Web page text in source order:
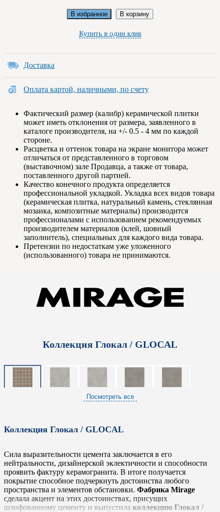
В избранное В корзину
Купить в один клик
Доставка
Оплата картой, наличными, по счету
Фактический размер (калибр) керамической плитки
может иметь отклонения от размера, заявленного в
каталоге производителя, на +/- 0.5 - 4 мм по каждой
стороне.
Расцветка и оттенок товара на экране монитора может
отличаться от представленного в торговом
(выставочном) зале Продавца, а также от товара,
поставленного другой партией.
Качество конечного продукта определяется
профессиональной укладкой. Укладка всех видов товара
(керамическая плитка, натуральный камень, стеклянная
мозаика, композитные материалы) производится
профессионалами с использованием рекомендуемых
производителем материалов (клей, шовный
заполнитель), специальных для каждого вида товара.
Претензии по недостаткам уже уложенного
(использованного) товара не принимаются.
Коллекция Глокал / GLOCAL
Посмотреть все
Коллекция Глокал / GLOCAL
Сила выразительности цемента заключается в его
нейтральности, дизайнерской эклектичности и способности
проявить фактуру керамогранита. В итоге получается
покрытие способное подчеркнуть достоинства любого
пространства и элементов обстановки. Фабрика Mirage
сделала акцент на этих достоинствах, присущих
шлифованному цементу и выпустила коллекцию Глокал /